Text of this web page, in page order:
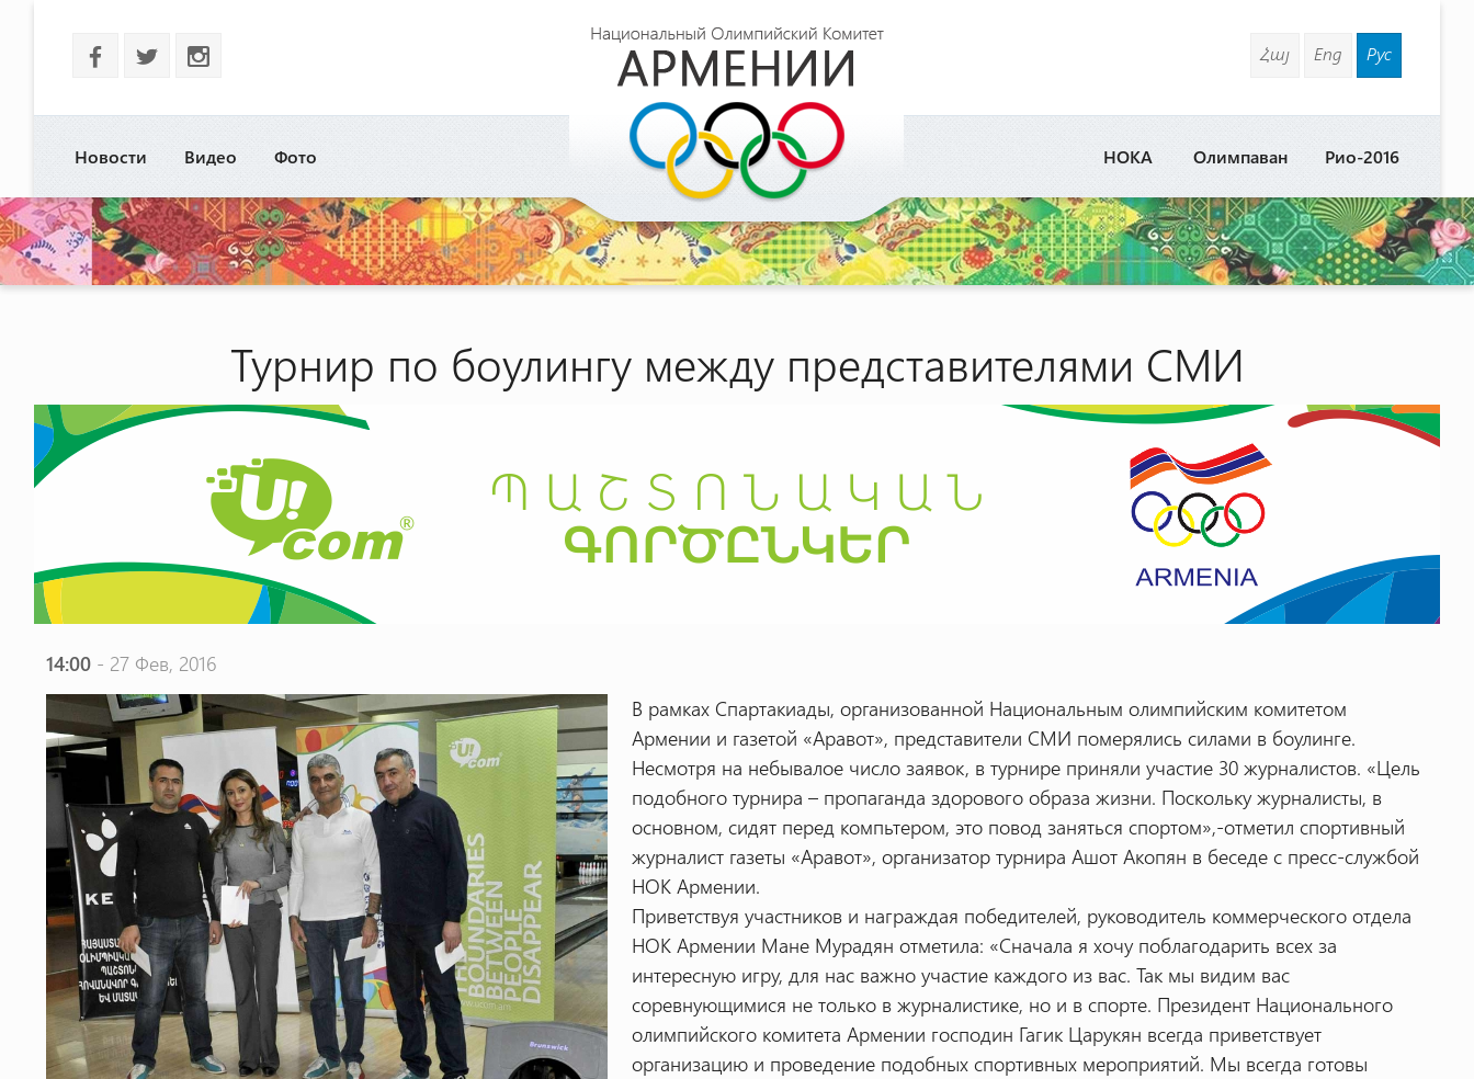
b a x Հայ Eng Рус
Новости Видео Фото Рио-2016
Олимпаван
НОКА
Турнир по боулингу между представителями СМИ
14:00 - 27 Фев, 2016
В рамках Спартакиады, организованной Национальным олимпийским комитетом
Армении и газетой «Аравот», представители СМИ померялись силами в боулинге.
Несмотря на небывалое число заявок, в турнире приняли участие 30 журналистов. «Цель
подобного турнира – пропаганда здорового образа жизни. Поскольку журналисты, в
основном, сидят перед компьтером, это повод заняться спортом»,-отметил спортивный
журналист газеты «Аравот», организатор турнира Ашот Акопян в беседе с пресс-службой
НОК Армении.
Приветствуя участников и награждая победителей, руководитель коммерческого отдела
НОК Армении Мане Мурадян отметила: «Сначала я хочу поблагодарить всех за
интересную игру, для нас важно участие каждого из вас. Так мы видим вас
соревнующимися не только в журналистике, но и в спорте. Президент Национального
олимпийского комитета Армении господин Гагик Царукян всегда приветствует
организацию и проведение подобных спортивных мероприятий. Мы всегда готовы